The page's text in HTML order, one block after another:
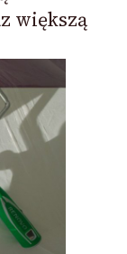
większą